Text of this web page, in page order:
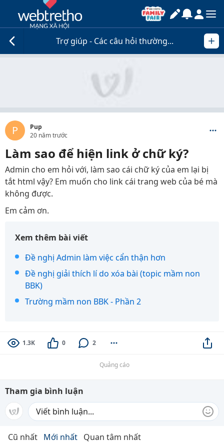
Trợ giúp - Các câu hỏi thường...
P
Pup
20 năm trước
Làm sao để hiện link ở chữ ký?
Admin cho em hỏi với, làm sao cái chữ ký của em lại bị
tắt html vậy? Em muốn cho link cái trang web của bé mà
không được.
Em cảm ơn.
Xem thêm bài viết
Đề nghị Admin làm việc cẩn thận hơn
Đề nghị giải thích lí do xóa bài (topic mầm non
BBK)
Trường mầm non BBK - Phần 2
1.3K 0 2
Quảng cáo
Tham gia bình luận
Cũ nhất Mới nhất Quan tâm nhất